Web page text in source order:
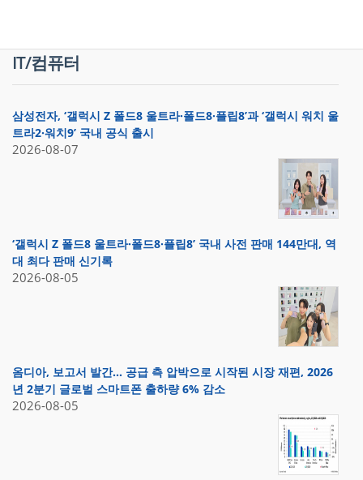
IT/컴퓨터
삼성전자, ‘갤럭시 Z 폴드8 울트라·폴드8·플립8’과 ‘갤럭시 워치 울
트라2·워치9’ 국내 공식 출시
2026-08-07
‘갤럭시 Z 폴드8 울트라·폴드8·플립8’ 국내 사전 판매 144만대, 역
대 최다 판매 신기록
2026-08-05
옴디아, 보고서 발간… 공급 측 압박으로 시작된 시장 재편, 2026
년 2분기 글로벌 스마트폰 출하량 6% 감소
2026-08-05